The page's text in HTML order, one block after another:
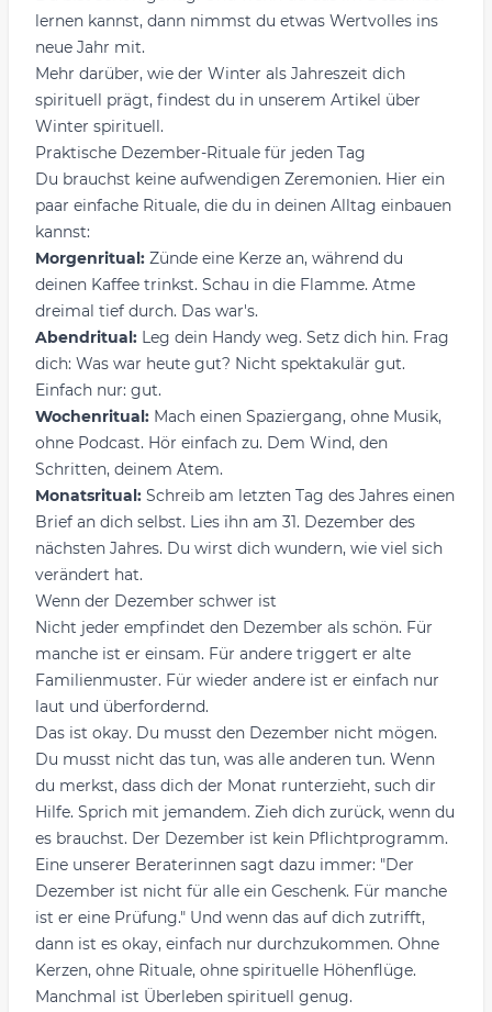
lernen kannst, dann nimmst du etwas Wertvolles ins
neue Jahr mit.
Mehr darüber, wie der Winter als Jahreszeit dich
spirituell prägt, findest du in unserem Artikel über
Winter spirituell.
Praktische Dezember-Rituale für jeden Tag
Du brauchst keine aufwendigen Zeremonien. Hier ein
paar einfache Rituale, die du in deinen Alltag einbauen
kannst:
Morgenritual: Zünde eine Kerze an, während du
deinen Kaffee trinkst. Schau in die Flamme. Atme
dreimal tief durch. Das war's.
Abendritual: Leg dein Handy weg. Setz dich hin. Frag
dich: Was war heute gut? Nicht spektakulär gut.
Einfach nur: gut.
Wochenritual: Mach einen Spaziergang, ohne Musik,
ohne Podcast. Hör einfach zu. Dem Wind, den
Schritten, deinem Atem.
Monatsritual: Schreib am letzten Tag des Jahres einen
Brief an dich selbst. Lies ihn am 31. Dezember des
nächsten Jahres. Du wirst dich wundern, wie viel sich
verändert hat.
Wenn der Dezember schwer ist
Nicht jeder empfindet den Dezember als schön. Für
manche ist er einsam. Für andere triggert er alte
Familienmuster. Für wieder andere ist er einfach nur
laut und überfordernd.
Das ist okay. Du musst den Dezember nicht mögen.
Du musst nicht das tun, was alle anderen tun. Wenn
du merkst, dass dich der Monat runterzieht, such dir
Hilfe. Sprich mit jemandem. Zieh dich zurück, wenn du
es brauchst. Der Dezember ist kein Pflichtprogramm.
Eine unserer Beraterinnen sagt dazu immer: "Der
Dezember ist nicht für alle ein Geschenk. Für manche
ist er eine Prüfung." Und wenn das auf dich zutrifft,
dann ist es okay, einfach nur durchzukommen. Ohne
Kerzen, ohne Rituale, ohne spirituelle Höhenflüge.
Manchmal ist Überleben spirituell genug.